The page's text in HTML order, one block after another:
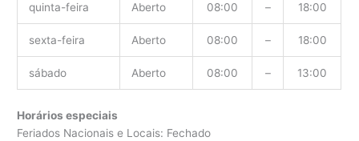
quinta-feira Aberto 08:00 – 18:00
sexta-feira Aberto 08:00 – 18:00
sábado Aberto 08:00 – 13:00
Horários especiais
Feriados Nacionais e Locais: Fechado